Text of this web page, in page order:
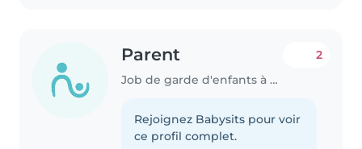
Parent
Job de garde d'enfants à Anzegem
2
Rejoignez Babysits pour voir
ce profil complet.